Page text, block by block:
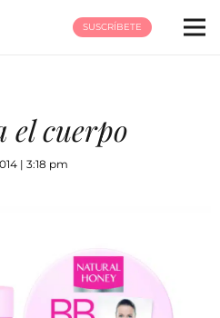
SUSCRÍBETE
el cuerpo
| 3:18 pm